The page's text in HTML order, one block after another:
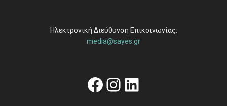
Ηλεκτρονική Διεύθυνση Επικοινωνίας:
media@sayes.gr
Facebook
Instagram
Linkedin